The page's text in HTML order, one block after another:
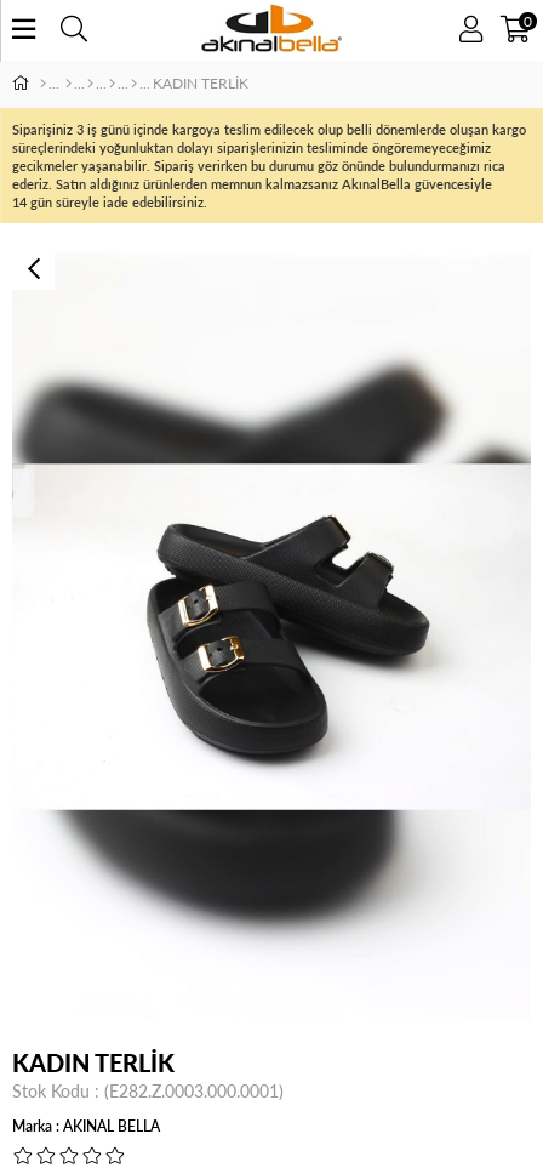
0
KADIN TERLİK
Siparişiniz 3 iş günü içinde kargoya teslim edilecek olup belli dönemlerde oluşan kargo
süreçlerindeki yoğunluktan dolayı siparişlerinizin tesliminde öngöremeyeceğimiz
gecikmeler yaşanabilir. Sipariş verirken bu durumu göz önünde bulundurmanızı rica
ederiz. Satın aldığınız ürünlerden memnun kalmazsanız AkınalBella güvencesiyle
14 gün süreyle iade edebilirsiniz.
KADIN TERLİK
Stok Kodu (E282.Z.0003.000.0001)
Marka:AKINAL BELLA